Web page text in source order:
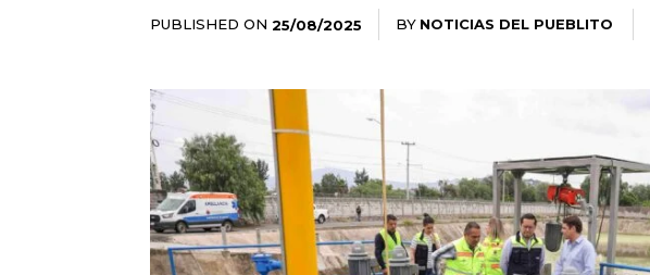
PUBLISHED ON 25/08/2025 BY NOTICIAS DEL PUEBLITO